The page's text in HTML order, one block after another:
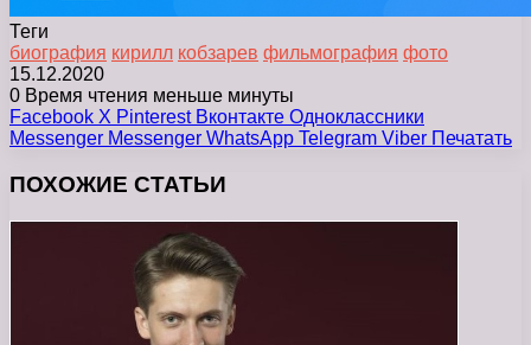
Теги
биография кирилл кобзарев фильмография фото
15.12.2020
0 Время чтения меньше минуты
Facebook X Pinterest Вконтакте Одноклассники
Messenger Messenger WhatsApp Telegram Viber Печатать
ПОХОЖИЕ СТАТЬИ